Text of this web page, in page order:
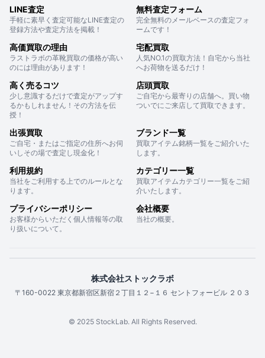
LINE査定
手軽に素早く査定可能なLINE査定の
登録方法や査定方法を掲載！
無料査定フォーム
完全無料のメールベースの査定フォ
ームです！
高価買取の理由
ラストラボの革靴買取の価格が高い
のには理由があります！
宅配買取
人気NO.1の買取方法！自宅から当社
へお荷物を送るだけ！
高く売るコツ
少し意識するだけで査定がアップす
るかもしれません！その方法を伝
授！
店頭買取
ご自宅から最寄りの店舗へ。買い物
ついでにご来店して買取できます。
出張買取
ご自宅・またはご指定の住所へお伺
いしその場で査定し現金化！
ブランド一覧
買取アイテム銘柄一覧をご紹介いた
します。
利用規約
当社をご利用する上でのルールとな
ります。
カテゴリー一覧
買取アイテムカテゴリー一覧をご紹
介いたします。
プライバシーポリシー
お客様からいただく個人情報等の取
り扱いについて。
会社概要
当社の概要。
株式会社ストックラボ
〒160-0022 東京都新宿区新宿２丁目１２−１６ セントフォービル ２０３
© 2025 StockLab. All Rights Reserved.